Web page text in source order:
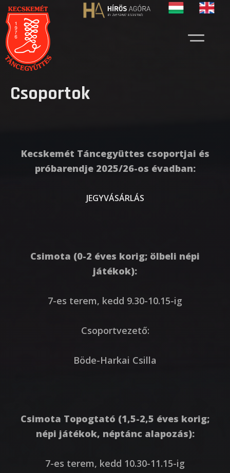
Csoportok
Kecskemét Táncegyüttes csoportjai és
próbarendje 2025/26-os évadban:
JEGYVÁSÁRLÁS
Csimota (0-2 éves korig; ölbeli népi
játékok):
7-es terem, kedd 9.30-10.15-ig
Csoportvezető:
Böde-Harkai Csilla
Csimota Topogtató (1,5-2,5 éves korig;
népi játékok, néptánc alapozás):
7-es terem, kedd 10.30-11.15-ig